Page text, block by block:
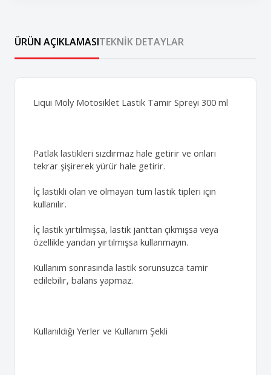
ÜRÜN AÇIKLAMASITEKNIK DETAYLAR
Liqui Moly Motosiklet Lastik Tamir Spreyi 300 ml
Patlak lastikleri sızdırmaz hale getirir ve onları
tekrar şişirerek yürür hale getirir.
İç lastikli olan ve olmayan tüm lastik tipleri için
kullanılır.
İç lastik yırtılmışsa, lastik janttan çıkmışsa veya
özellikle yandan yırtılmışsa kullanmayın.
Kullanım sonrasında lastik sorunsuzca tamir
edilebilir, balans yapmaz.
Kullanıldığı Yerler ve Kullanım Şekli